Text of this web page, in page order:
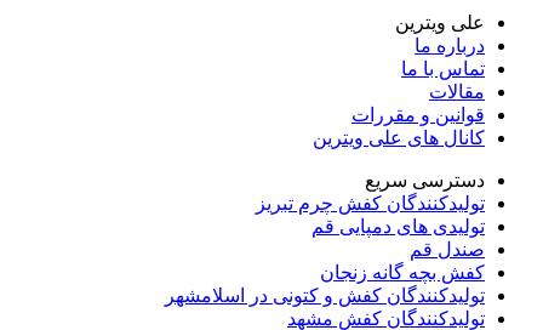
علی ویترین
درباره ما
تماس با ما
مقالات
قوانین و مقررات
کانال های علی ویترین
دسترسی سریع
تولیدکنندگان کفش چرم تبریز
تولیدی های دمپایی قم
صندل قم
کفش بچه گانه زنجان
تولیدکنندگان کفش و کتونی در اسلامشهر
تولیدکنندگان کفش مشهد